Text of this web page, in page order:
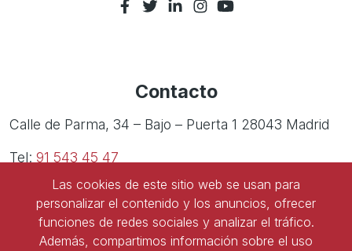
Contacto
Calle de Parma, 34 – Bajo – Puerta 1 28043 Madrid
Tel: 91 543 45 47
91 827 85 68
Las cookies de este sitio web se usan para
personalizar el contenido y los anuncios, ofrecer
funciones de redes sociales y analizar el tráfico.
Además, compartimos información sobre el uso